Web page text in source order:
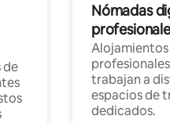
de
Nómadas
trabajan a
espacios de
dedicados.